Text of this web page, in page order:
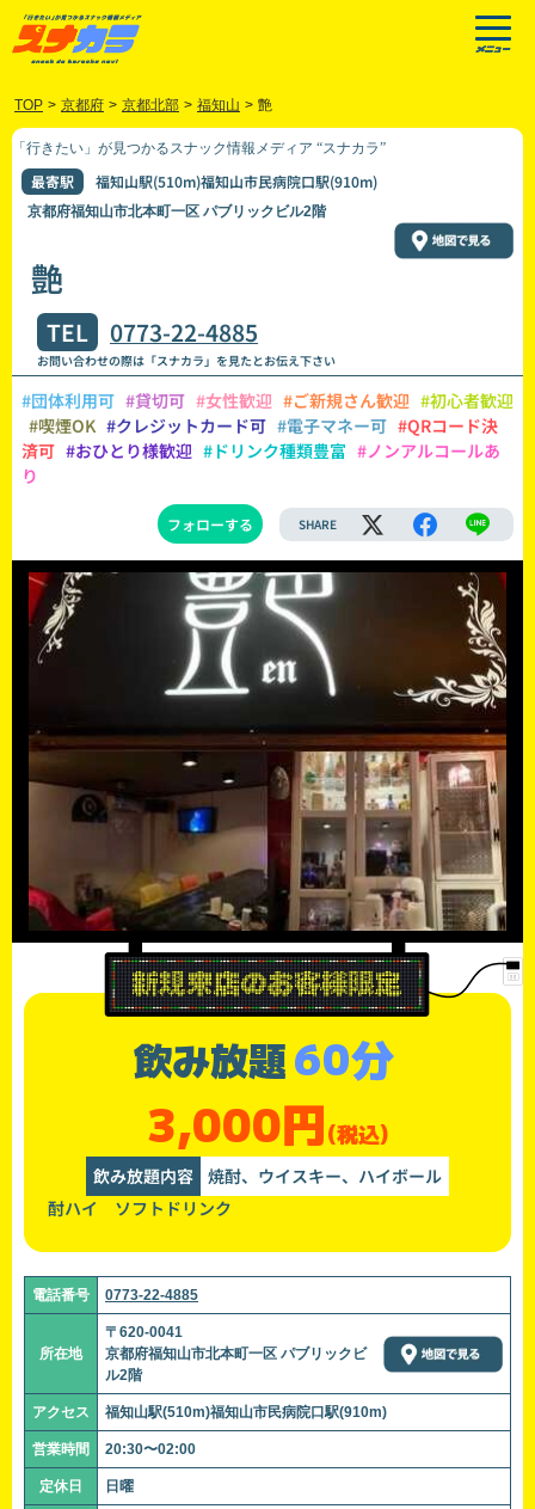
TOP > 京都府 > 京都北部 > 福知山 > 艶
「行きたい」が見つかるスナック情報メディア “スナカラ”
最寄駅 福知山駅(510m)福知山市民病院口駅(910m)
京都府福知山市北本町一区 パブリックビル2階
艶
TEL 0773-22-4885
お問い合わせの際は「スナカラ」を見たとお伝え下さい
#団体利用可 #貸切可 #女性歓迎 #ご新規さん歓迎 #初心者歓迎
#喫煙OK #クレジットカード可 #電子マネー可 #QRコード決
済可 #おひとり様歓迎 #ドリンク種類豊富 #ノンアルコールあ
り
フォローする SHARE
飲み放題60分
3,000円(税込)
飲み放題内容 焼酎、ウイスキー、ハイボール
酎ハイ ソフトドリンク
電話番号 0773-22-4885
所在地
〒620-0041
京都府福知山市北本町一区 パブリックビ
ル2階
アクセス 福知山駅(510m)福知山市民病院口駅(910m)
営業時間 20:30〜02:00
定休日 日曜